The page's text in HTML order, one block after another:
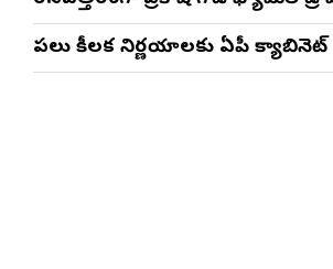
పలు కీలక నిర్ణయాలకు ఏపీ